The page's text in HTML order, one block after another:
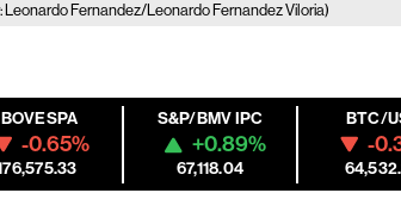
Leonardo Fernandez/Leonardo Fernandez Viloria)
-0.65%
S&P/BMV IPC
+0.89%
67,118.04
BTC/
-